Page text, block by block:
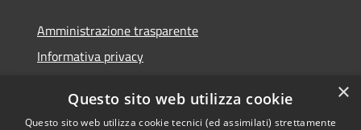
Amministrazione trasparente
Informativa privacy
Dichiarazione di accessibilità
×
Questo sito web utilizza cookie
Questo sito web utilizza cookie tecnici (ed assimilati) strettamente